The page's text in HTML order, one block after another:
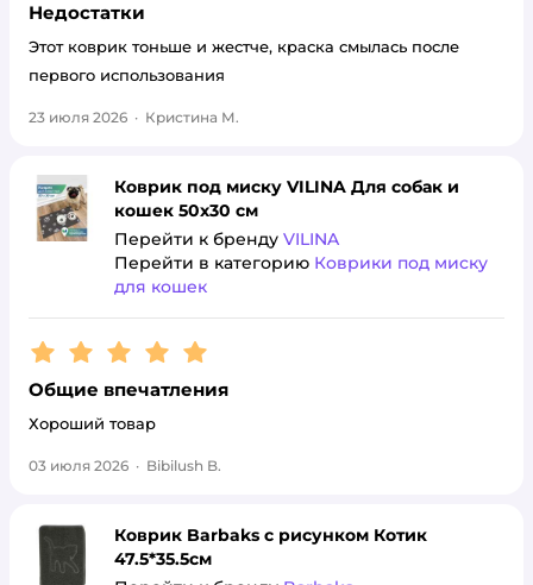
Недостатки
Этот коврик тоньше и жестче, краска смылась после
первого использования
23 июля 2026 · Кристина М.
Коврик под миску VILINA Для собак и
кошек 50х30 см
Перейти к бренду VILINA
Перейти в категорию Коврики под миску
для кошек
Рейтинг:5
Общие впечатления
Хороший товар
03 июля 2026 · Bibilush B.
Коврик Barbaks с рисунком Котик
47.5*35.5см